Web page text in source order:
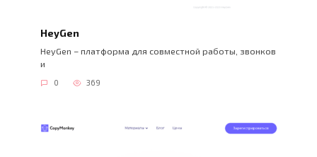
HeyGen
HeyGen – платформа для совместной работы, звонков
и
0 369